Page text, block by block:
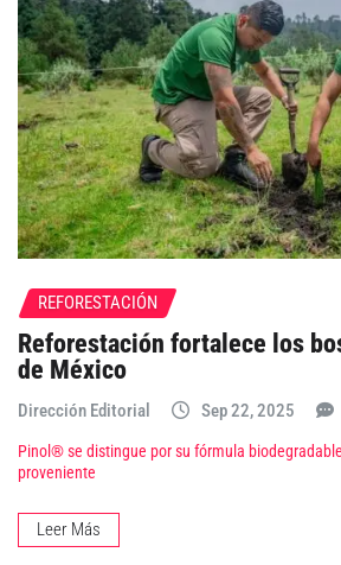
REFORESTACIÓN
Reforestación fortalece los
de México
Dirección Editorial Sep 22, 2025
Pinol® se distingue por su fórmula
proveniente
Leer Más